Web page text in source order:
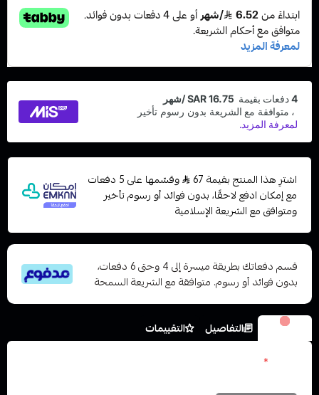
اشترِ هذا المنتج بقيمة 67
وقسّمها على 5 دفعات
مع إمكان ادفع لاحقًا، بدون فوائد أو رسوم تأخير
ومتوافق مع الشريعة الإسلامية
قسم دفعاتك بطريقة ميسرة إلى 4 وحتى 6 دفعات،
بدون فوائد أو رسوم. متوافقة مع الشريعة السمحة
الخيارات التفاصيل
التقييمات
*